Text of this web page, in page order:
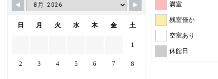
満室
残室僅か
空室あり
休館日
日 月 火 水 木 金 土
1
2 3 4 5 6 7 8